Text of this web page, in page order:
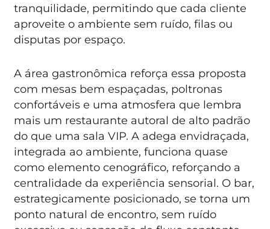
tranquilidade, permitindo que cada cliente
aproveite o ambiente sem ruído, filas ou
disputas por espaço.
A área gastronômica reforça essa proposta
com mesas bem espaçadas, poltronas
confortáveis e uma atmosfera que lembra
mais um restaurante autoral de alto padrão
do que uma sala VIP. A adega envidraçada,
integrada ao ambiente, funciona quase
como elemento cenográfico, reforçando a
centralidade da experiência sensorial. O bar,
estrategicamente posicionado, se torna um
ponto natural de encontro, sem ruído